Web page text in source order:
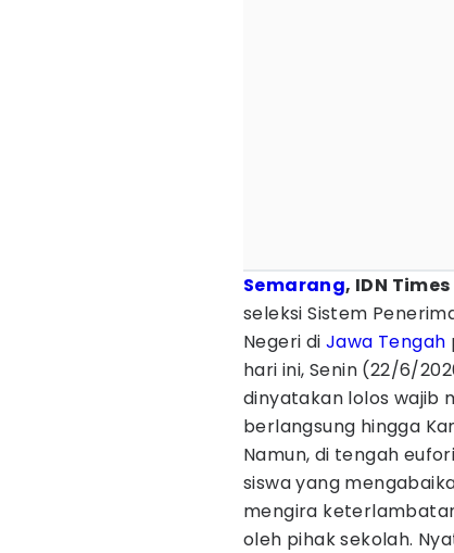
Semarang, IDN Times
seleksi Sistem
Negeri diJawa Tengah
hari ini, Senin (22/6/
dinyatakan lolos wajib
berlangsung hingga
Namun, di tengah
siswa yang
mengira
oleh pihak sekolah.